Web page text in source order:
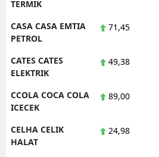
TERMIK
CASA CASA EMTIA
PETROL
71,45
CATES CATES
ELEKTRIK
49,38
CCOLA COCA COLA
ICECEK
89,00
CELHA CELIK
HALAT
24,98